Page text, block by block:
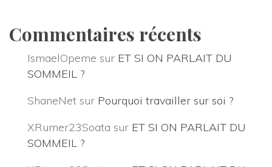
Commentaires récent
IsmaelOpeme sur ET SI ON PARLAIT DU
SOMMEIL ?
ShaneNet sur Pourquoi travailler sur soi ?
XRumer23Soata sur ET SI ON PARLAIT DU
SOMMEIL ?